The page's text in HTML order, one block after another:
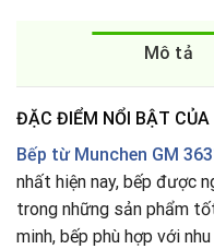
Mô tả
ĐẶC ĐIỂM NỔI BẬT CỦA
Bếp từ Munchen GM
nhất hiện nay, bếp được
trong những sản phẩm
minh, bếp phù hợp với